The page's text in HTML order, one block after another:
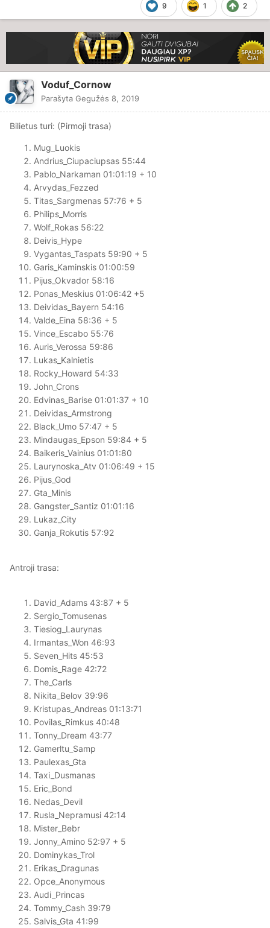
9 1 2
Voduf_Cornow
Parašyta Gegužės 8, 2019
Bilietus turi: (Pirmoji trasa)
Mug_Luokis
Andrius_Ciupaciupsas 55:44
Pablo_Narkaman 01:01:19 + 10
Arvydas_Fezzed
Titas_Sargmenas 57:76 + 5
Philips_Morris
Wolf_Rokas 56:22
Deivis_Hype
Vygantas_Taspats 59:90 + 5
Garis_Kaminskis 01:00:59
Pijus_Okvador 58:16
Ponas_Meskius 01:06:42 +5
Deividas_Bayern 54:16
Valde_Eina 58:36 + 5
Vince_Escabo 55:76
Auris_Verossa 59:86
Lukas_Kalnietis
Rocky_Howard 54:33
John_Crons
Edvinas_Barise 01:01:37 + 10
Deividas_Armstrong
Black_Umo 57:47 + 5
Mindaugas_Epson 59:84 + 5
Baikeris_Vainius 01:01:80
Laurynoska_Atv 01:06:49 + 15
Pijus_God
Gta_Minis
Gangster_Santiz 01:01:16
Lukaz_City
Ganja_Rokutis 57:92
Antroji trasa:
David_Adams 43:87 + 5
Sergio_Tomusenas
Tiesiog_Laurynas
Irmantas_Won 46:93
Seven_Hits 45:53
Domis_Rage 42:72
The_Carls
Nikita_Belov 39:96
Kristupas_Andreas 01:13:71
Povilas_Rimkus 40:48
Tonny_Dream 43:77
Gamerltu_Samp
Paulexas_Gta
Taxi_Dusmanas
Eric_Bond
Nedas_Devil
Rusla_Nepramusi 42:14
Mister_Bebr
Jonny_Amino 52:97 + 5
Dominykas_Trol
Erikas_Dragunas
Opce_Anonymous
Audi_Princas
Tommy_Cash 39:79
Salvis_Gta 41:99